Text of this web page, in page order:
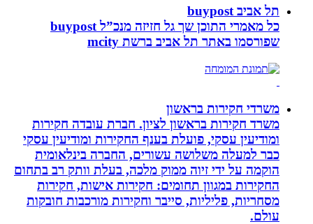
תל אביב buypost
כל מאמרי התוכן שך גל חזיזה מנכ”ל buypost
שפורסמו באתר תל אביב ברשת mcity
משרדי חקירות בראשון
משרד חקירות בראשון לציון. חברת עובדה חקירות
ומודיעין עסקי, פועלת בענף החקירות ומודיעין עסקי
כבר למעלה משלושה עשורים, החברה בינלאומית
הוקמה על ידי זיוה ממוק מלכה, בעלת וותק רב בתחום
החקירות במגוון תחומים: חקירות אישות, חקירות
מסחריות, פליליות, סייבר וחקירות מורכבות חובקות
עולם.